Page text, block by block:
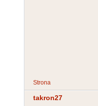
Strona
takron27